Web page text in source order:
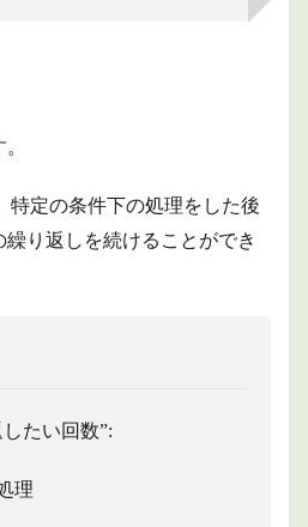
特定の条件下の処理をした後
り返しを続けることができ
たい回数”:
理